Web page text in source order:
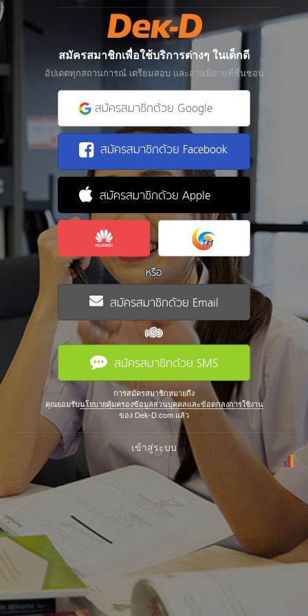
สมัครสมาชิกเพื่อใช้บริการต่างๆ ในเด็กดี
อัปเดตทุกสถานการณ์ เตรียมสอบ และอ่านนิยายที่ชื่นชอบ
สมัครสมาชิกด้วย Google
สมัครสมาชิกด้วย Facebook
สมัครสมาชิกด้วย Apple
หรือ
สมัครสมาชิกด้วย Email
หรือ
สมัครสมาชิกด้วย SMS
การสมัครสมาชิกหมายถึง
คุณยอมรับนโยบายคุ้มครองข้อมูลส่วนบุคคลและข้อตกลงการใช้งาน
ของ Dek-D.com แล้ว
เข้าสู่ระบบ